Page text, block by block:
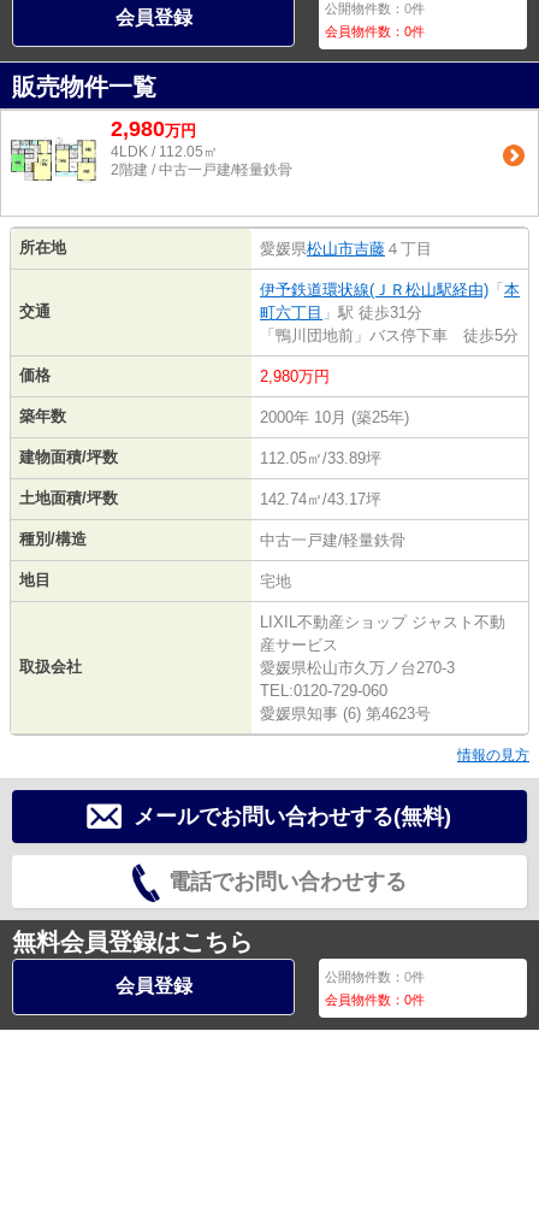
会員登録 公開物件数：0件
会員物件数：0件
販売物件一覧
2,980万円
4LDK / 112.05㎡
2階建 / 中古一戸建/軽量鉄骨
所在地 愛媛県松山市吉藤 ４丁目
交通
伊予鉄道環状線(ＪＲ松山駅経由) 「 本
町六丁目 」駅 徒歩31分
「鴨川団地前」バス停下車 徒歩5分
価格 2,980万円
築年数 2000年 10月 (築25年)
建物面積/坪数 112.05㎡/33.89坪
土地面積/坪数 142.74㎡/43.17坪
種別/構造 中古一戸建/軽量鉄骨
地目 宅地
取扱会社
LIXIL不動産ショップ ジャスト不動
産サービス
愛媛県松山市久万ノ台270-3
TEL:0120-729-060
愛媛県知事 (6) 第4623号
情報の見方
メールでお問い合わせする(無料)
電話でお問い合わせする
無料会員登録はこちら
会員登録 公開物件数：0件
会員物件数：0件